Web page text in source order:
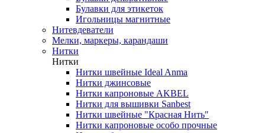
Булавки для этикеток
Игольницы магнитные
Нитевдеватели
Мелки, маркеры, карандаши
Нитки
Нитки
Нитки швейные Ideal Anma
Нитки джинсовые
Нитки капроновые AKBEL
Нитки для вышивки Sanbest
Нитки швейные "Красная Нить"
Нитки капроновые особо прочные